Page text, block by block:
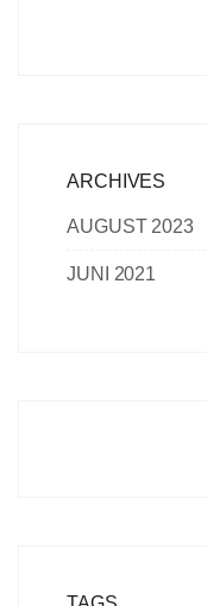
ARCHIVES
AUGUST 2023
JUNI 2021